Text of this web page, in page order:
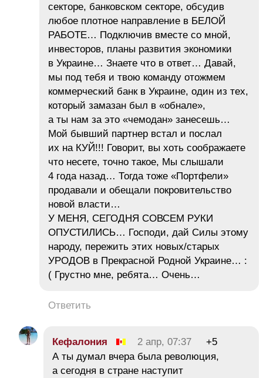
секторе, банковском секторе, обсудив
любое плотное направление в БЕЛОЙ
РАБОТЕ… Подключив вместе со мной,
инвесторов, планы развития экономики
в Украине… Знаете что в ответ… Давай,
мы под тебя и твою команду отожмем
коммерческий банк в Украине, один из тех,
который замазан был в «обнале»,
а ты нам за это «чемодан» занесешь…
Мой бывший партнер встал и послал
их на КУЙ!!! Говорит, вы хоть соображаете
что несете, точно такое, Мы слышали
4 года назад… Тогда тоже «Портфели»
продавали и обещали покровительство
новой власти…
У МЕНЯ, СЕГОДНЯ СОВСЕМ РУКИ
ОПУСТИЛИСЬ… Господи, дай Силы этому
народу, пережить этих новых/старых
УРОДОВ в Прекрасной Родной Украине… :
( Грустно мне, ребята… Очень…
Ответить
Кефалония 2 апр, 07:37
+5
А ты думал вчера была революция,
а сегодня в стране наступит